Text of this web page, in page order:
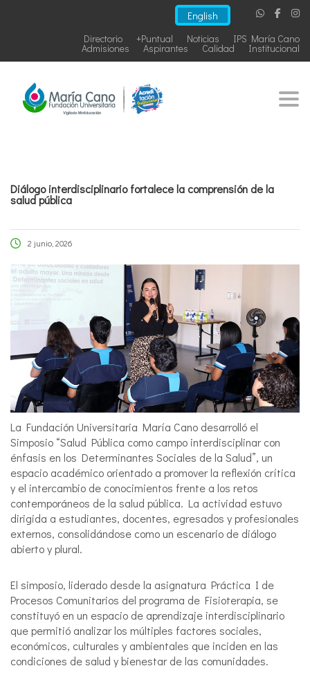
English
IPS María Cano
Noticias
+Puntual
Directorio
Institucional
Calidad
Aspirantes
Admisiones
Diálogo interdisciplinario fortalece la comprensión de la
salud pública
2 junio, 2026
La Fundación Universitaria María Cano desarrolló el
Simposio “Salud Pública como campo interdisciplinar con
énfasis en los Determinantes Sociales de la Salud”, un
espacio académico orientado a promover la reflexión crítica
y el intercambio de conocimientos frente a los retos
contemporáneos de la salud pública. La actividad estuvo
dirigida a estudiantes, docentes, egresados y profesionales
externos, consolidándose como un escenario de diálogo
abierto y plural.
El simposio, liderado desde la asignatura Práctica I de
Procesos Comunitarios del programa de Fisioterapia, se
constituyó en un espacio de aprendizaje interdisciplinario
que permitió analizar los múltiples factores sociales,
económicos, culturales y ambientales que inciden en las
condiciones de salud y bienestar de las comunidades.